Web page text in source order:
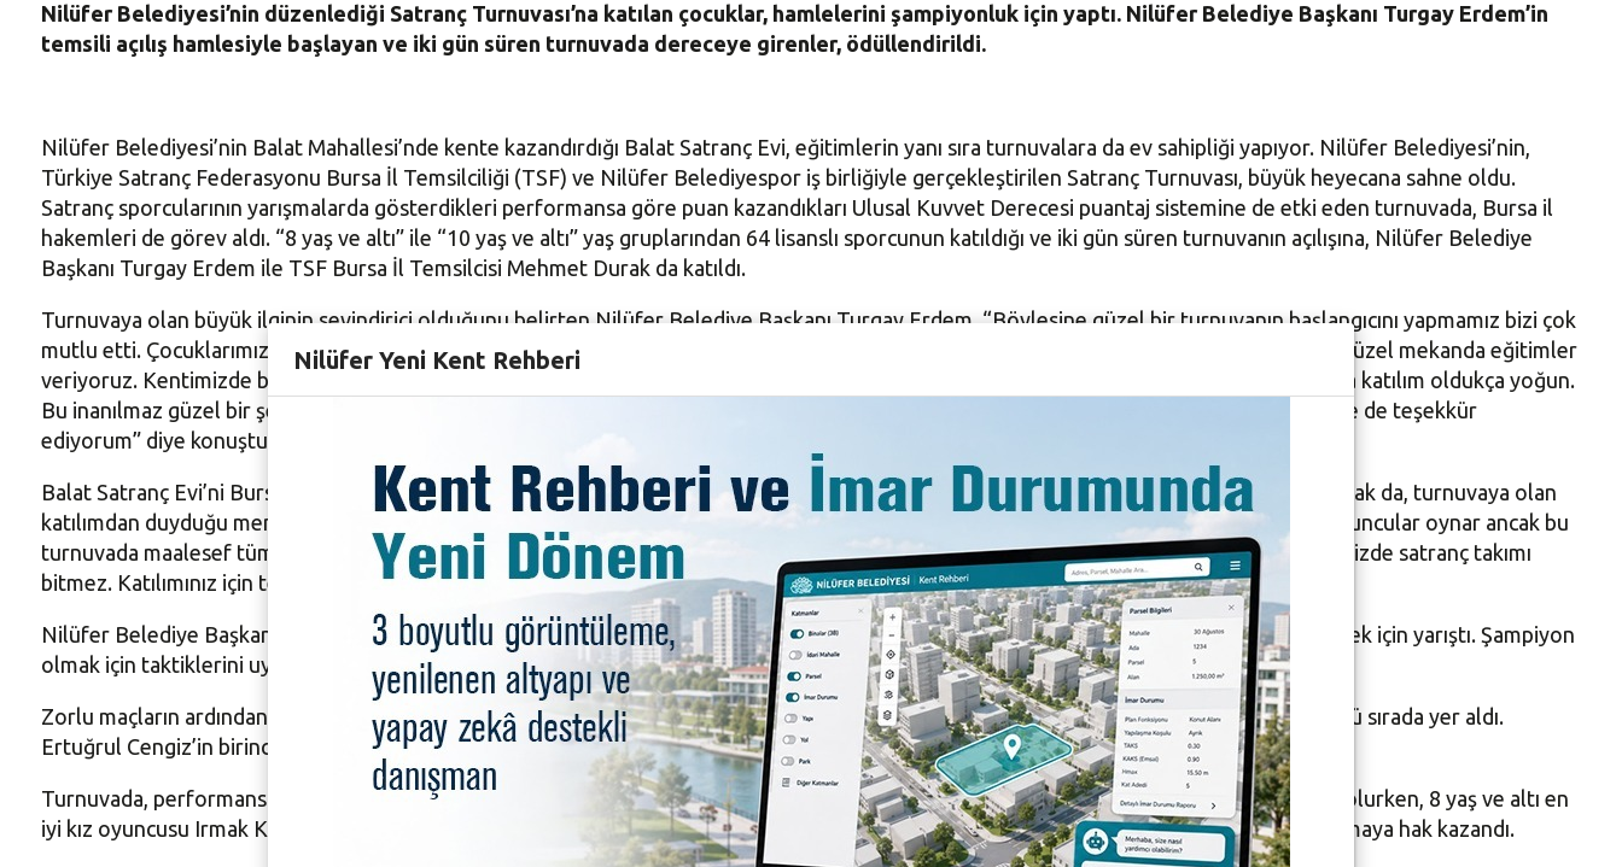
Nilüfer Belediyesi’nin düzenlediği Satranç Turnuvası’na katılan çocuklar, hamlelerini şampiyonluk için yaptı. Nilüfer Belediye Başkanı Turgay Erdem’in
temsili açılış hamlesiyle başlayan ve iki gün süren turnuvada dereceye girenler, ödüllendirildi.
Nilüfer Belediyesi’nin Balat Mahallesi’nde kente kazandırdığı Balat Satranç Evi, eğitimlerin yanı sıra turnuvalara da ev sahipliği yapıyor. Nilüfer Belediyesi’nin,
Türkiye Satranç Federasyonu Bursa İl Temsilciliği (TSF) ve Nilüfer Belediyespor iş birliğiyle gerçekleştirilen Satranç Turnuvası, büyük heyecana sahne oldu.
Satranç sporcularının yarışmalarda gösterdikleri performansa göre puan kazandıkları Ulusal Kuvvet Derecesi puantaj sistemine de etki eden turnuvada, Bursa il
hakemleri de görev aldı. “8 yaş ve altı” ile “10 yaş ve altı” yaş gruplarından 64 lisanslı sporcunun katıldığı ve iki gün süren turnuvanın açılışına, Nilüfer Belediye
Başkanı Turgay Erdem ile TSF Bursa İl Temsilcisi Mehmet Durak da katıldı.
Turnuvaya olan büyük ilginin sevindirici olduğunu belirten Nilüfer Belediye Başkanı Turgay Erdem, “Böylesine güzel bir turnuvanın başlangıcını yapmamız bizi çok
mutlu etti. Çocuklarımızın böyle bir mekana ihtiyacı olduğunu biliyorduk. Hemen harekete geçtik ve bu mekanı kentimize kazandırdık. Bu güzel mekanda eğitimler
veriyoruz. Kentimizde bu alanları artırabiliriz. Sizler satranca bu kadar meraklıysanız, biz size hizmet etmek için her zaman varız. Turnuvaya katılım oldukça yoğun.
Bu inanılmaz güzel bir şey. İsteğiniz, hevesinizden dolayı katılan sporcularımızı kutluyorum. Çocuklarını satranca teşvik ettikleri için velilere de teşekkür
ediyorum” diye konuştu. Başkan Erdem, turnuvaya katılan çocuklara başarılar diledi.
Balat Satranç Evi’ni Bursa’ya kazandırdığı için Nilüfer Belediye Başkanı Turgay Erdem’e teşekkür eden TSF Bursa İl Temsilcisi Mehmet Durak da, turnuvaya olan
katılımdan duyduğu memnuniyeti dile getirerek, “64 kontenjanı olan bu turnuvaya 105 sporcu başvurdu. Normalde turnuvalarda yedek oyuncular oynar ancak bu
turnuvada maalesef tüm asil oyuncular katıldığı için yedeklere sıra gelmedi. Siz, ne kadar katılım gösterirseniz, biz o kadar size yol açarız. Bizde satranç takımı
bitmez. Katılımınız için teşekkür ediyorum” diye konuştu.
Nilüfer Belediye Başkanı Turgay Erdem’in temsili hamlesiyle başlayan Satranç Turnuvası’nda sporcular, iki gün boyunca dereceye girebilmek için yarıştı. Şampiyon
olmak için taktiklerini uygulayan minik sporcular, uzun uzun düşünerek en iyi hamlelerini yaptılar.
Zorlu maçların ardından 8 yaş ve altı kategorisinde Irmak Keser şampiyon olurken, Hasan Teoman Koruk ikinci, Kerem Alp Aksoy da üçüncü sırada yer aldı.
Ertuğrul Cengiz’in birinci olduğu 10 yaş ve altı kategorisinde Mehmet Doğu Durgun ikinci, Okay Burak Örs de üçüncü oldu.
Turnuvada, performanslarıyla en iyi oyuncular arasına giren isimler de ödüllendirildi. 7 yaş kategorisinin en iyi sporcusu Kerem Alp Aksoy olurken, 8 yaş ve altı en
iyi kız oyuncusu Irmak Keser, 9 yaşta en iyi sporcu Mehmet Doğu Durgun, 10 yaş ve altı kategorisinin en iyi kız sporcusu da Nehir Keser olmaya hak kazandı.
Nilüfer Yeni Kent Rehberi